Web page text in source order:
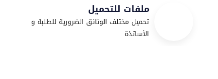
ملفات للتحميل
تحميل مختلف الوثائق الضرورية للطلبة و
الأساتذة